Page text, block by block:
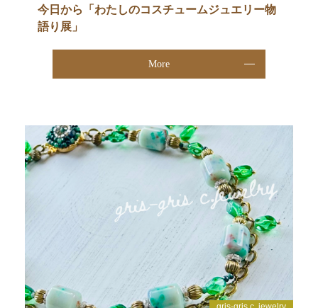
今日から「わたしのコスチュームジュエリー物
語り展」
More